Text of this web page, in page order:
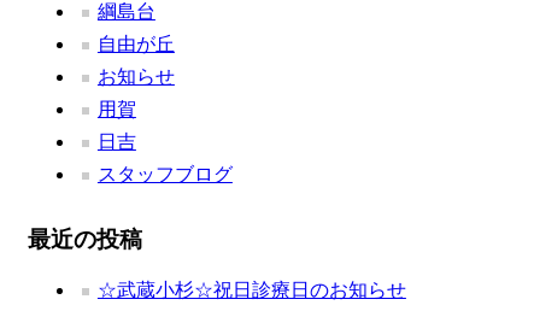
綱島台
自由が丘
お知らせ
用賀
日吉
スタッフブログ
最近の投稿
☆武蔵小杉☆祝日診療日のお知らせ